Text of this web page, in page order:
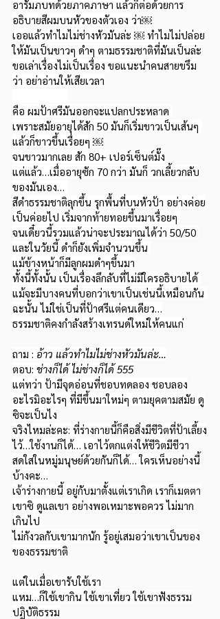
อารัมภบทด้วยภาคภาษา แล้วก็ต่อด้วยการ
อธิบายสีผมบนหัวของตัวเอง ว่า￼
เออแล้วทำไมไม่ช่างหัวมันล่ะ ￼ ทำไมไม่ปล่อย
ให้มันเป็นขาวๆ ดำๆ ตามธรรมชาติที่มันเป็นล่ะ
ขอเล่าเรื่องไม่เป็นเรื่อง ขอแนะนำคนสายขรึม
ว่า อย่าอ่านให้เสียเวลา
คือ ผมป้าศรีมันออกจะแปลกประหลาด
เพราะสมัยอายุได้สัก 50 มันก็เริ่มขาวเป็นเส้นๆ
แล้วก็ขาวขึ้นเรื่อยๆ ￼
จนขาวมากเลย สัก 80+ เปอร์เซ็นต์มั๊ง
แต่แล้ว…เมื่ออายุซัก 70 กว่า มันก็ วกเลี้ยวกลับ
ของมันเอง…
สีดำธรรมชาติลุกขึ้น รุกพื้นที่บนหัวป้า อย่างค่อย
เป็นค่อยไป เริ่มจากท้ายทอยขึ้นมาเรื่อยๆ
จนเดี๋ยวนี้รวมแล้วน่าจะประมาณได้ว่า 50/50
และในวัยนี้ ดำก็ยังเพิ่มจำนวนขึ้น
แม้ข้างหน้าก็มีลูกผมดำๆขึ้นมา
ทั้งนี้ทั้งนั้น เป็นเรื่องลึกลับที่ไม่มีใครอธิบายได้
แม้จะมีบางคนที่บอกว่าเขาเป็นเช่นนี้เหมือนกัน
ฉะนั้น ไม่ใช่เป็นที่ป้าศรีแต่คนเดียว…
ธรรมชาติคงกำลังสร้างเทรนด์ใหม่ให้คนแก่
ถาม : อ้าว แล้วทำไมไม่ช่างหัวมันล่ะ…
ตอบ: ช่างก็ได้ ไม่ช่างก็ได้ 555
แต่ทว่า ป้ามีจุดอ่อนที่ชอบทดลอง ชอบลอง
อะไรมิอะไรๆ ที่มีขึ้นมาใหม่ๆ ตามยุคตามสมัย ดู
ซิจะเป็นไง
จริงไหมล่ะคะ: ที่ร่างกายนี้ก็คือสิ่งมีชีวิตที่ป้าเลี้ยง
ไว้…ใช้งานก็ได้… เอาไว้ตกแต่งให้ชีวิตมีชีวา
สดใสในหมู่มนุษย์ด้วยกันก็ได้… ใครเห็นอย่างนี้
บ้างคะ…
เจ้าร่างกายนี้ อยู่กับมาตั้งแต่เราเกิด เราก็เมตตา
เขาซิ ดูแลเขา อย่างพอเหมาะพอควร ไม่มาก
เกินไป
ไม่กังวลกับเขามากนัก รู้อยู่เสมอว่าเขาเป็นของ
ของธรรมชาติ
แต่ในเมื่อเขารับใช้เรา
แหม…ก็ใช้เขากิน ใช้เขาเที่ยว ใช้เขาฟังธรรม
ปฏิบัติธรรม